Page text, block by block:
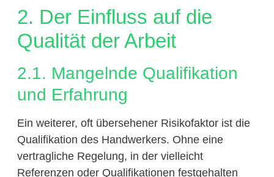
2. Der Einfluss auf die
Qualität der Arbeit
2.1. Mangelnde Qualifikation
und Erfahrung
Ein weiterer, oft übersehener Risikofaktor ist die
Qualifikation des Handwerkers. Ohne eine
vertragliche Regelung, in der vielleicht
Referenzen oder Qualifikationen festgehalten